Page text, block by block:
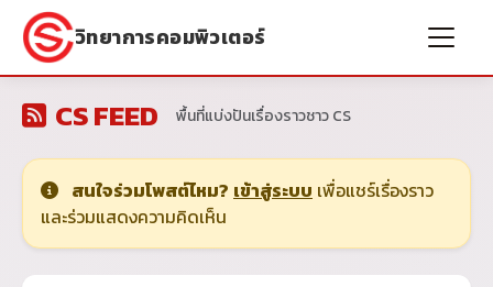
วิทยาการคอมพิวเตอร์
CS FEED พื้นที่แบ่งปันเรื่องราวชาว CS
สนใจร่วมโพสต์ไหม? เข้าสู่ระบบ เพื่อแชร์เรื่องราว
และร่วมแสดงความคิดเห็น